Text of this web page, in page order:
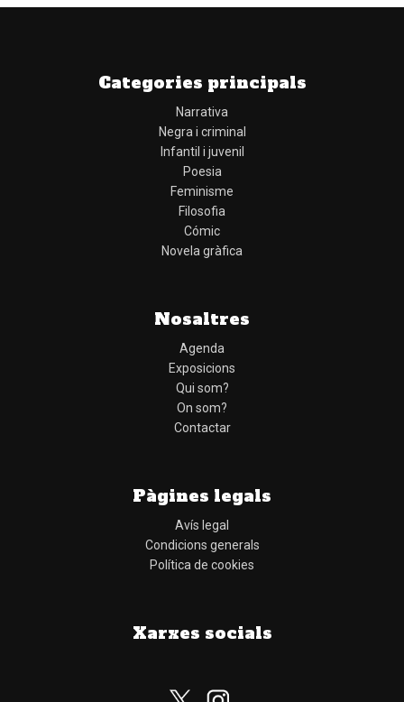
Categories principals
Narrativa
Negra i criminal
Infantil i juvenil
Poesia
Feminisme
Filosofia
Cómic
Novela gràfica
Nosaltres
Agenda
Exposicions
Qui som?
On som?
Contactar
Pàgines legals
Avís legal
Condicions generals
Política de cookies
Xarxes socials